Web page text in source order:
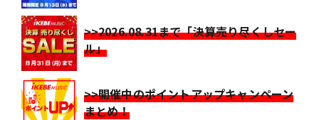
>>2026.08.31まで「決算売り尽くしセー
ル」
>>開催中のポイントアップキャンペーン
まとめ！